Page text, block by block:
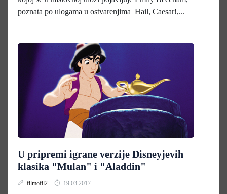
poznata po ulogama u ostvarenjima Hail, Caesar!,...
U pripremi igrane verzije Disneyjevih
klasika "Mulan" i "Aladdin"
filmofil2 19.03.2017.